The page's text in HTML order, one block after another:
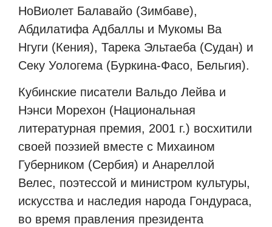
НоВиолет Балавайо (Зимбаве),
Абдилатифа Адбаллы и Мукомы Ва
Нгуги (Кения), Тарека Эльтаеба (Судан) и
Секу Уологема (Буркина-Фасо, Бельгия).
Кубинские писатели Вальдо Лейва и
Нэнси Морехон (Национальная
литературная премия, 2001 г.) восхитили
своей поэзией вместе с Михаином
Губерником (Сербия) и Анареллой
Велес, поэтессой и министром культуры,
искусства и наследия народа Гондураса,
во время правления президента